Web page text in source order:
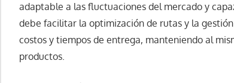
adaptable a las fluctuaciones del mercado y
debe facilitar la optimización de rutas y la
costos y tiempos de entrega, manteniendo al
productos.